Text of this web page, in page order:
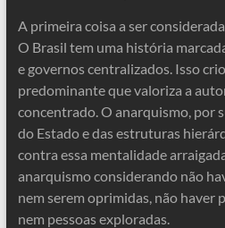
A primeira coisa a ser
O Brasil tem uma história
e governos centralizados. Isso
predominante que valoriza a
concentrado. O anarquismo, por
do Estado e das estruturas
contra essa mentalidade
anarquismo considerando não
nem serem oprimidas, não haver
nem pessoas exploradas.